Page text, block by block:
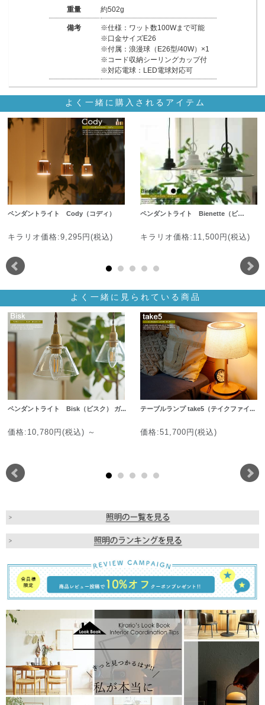
重量 約502g
備考
※仕様：ワット数100Wまで可能
※口金サイズE26
※付属：浪漫球（E26型/40W）×1
※コード収納シーリングカップ付
※対応電球：LED電球対応可
よく一緒に購入されるアイテム
ペンダントライト Cody（コディ）
キラリオ価格:9,295円(税込)
ペンダントライト Bienette（ビ…
キラリオ価格:11,500円(税込)
よく一緒に見られている商品
ペンダントライト Bisk（ビスク） ガ...
価格:10,780円(税込) ～
テーブルランプ take5（テイクファイ...
価格:51,700円(税込)